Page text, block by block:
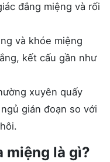
đắng miệng và rối
và khóe miệng
kết cấu gần như
xuyên quấy
gián đoạn so với
miệng là gì?